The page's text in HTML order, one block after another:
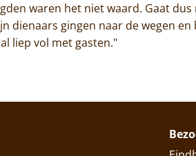
waren het niet waard. Gaat
dienaars gingen naar de wegen
liep vol met gasten."